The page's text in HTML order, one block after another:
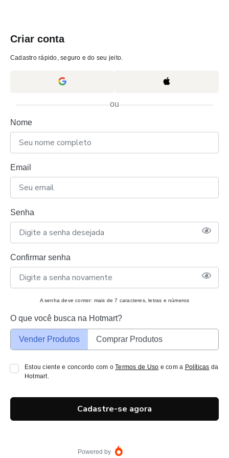
Criar conta
Cadastro rápido, seguro e do seu jeito.
ou
Nome
Email
Senha
Confirmar senha
A senha deve conter: mais de 7 caracteres, letras e números
O que você busca na Hotmart?
Vender Produtos Comprar Produtos
Estou ciente e concordo com oTermos de Uso e com a Políticas da
Hotmart.
Cadastre-se agora
Powered by